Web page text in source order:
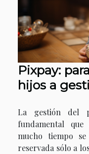
Pixpay:
hijos a
La gestión del
fundamental
mucho tiempo
reservada sólo a